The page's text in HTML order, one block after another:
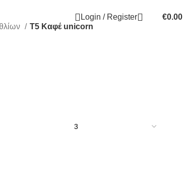
Login / Register €0.00
Τ5 Καφέ unicorn